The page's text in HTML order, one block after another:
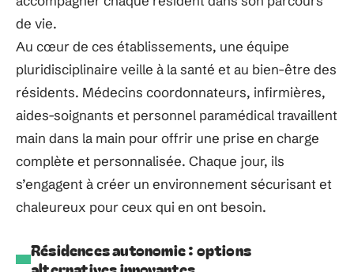
de vie.
Au cœur de ces établissements, une équipe
pluridisciplinaire veille à la santé et au bien-être des
résidents. Médecins coordonnateurs, infirmières,
aides-soignants et personnel paramédical travaillent
main dans la main pour offrir une prise en charge
complète et personnalisée. Chaque jour, ils
s’engagent à créer un environnement sécurisant et
chaleureux pour ceux qui en ont besoin.
Résidences autonomie : options